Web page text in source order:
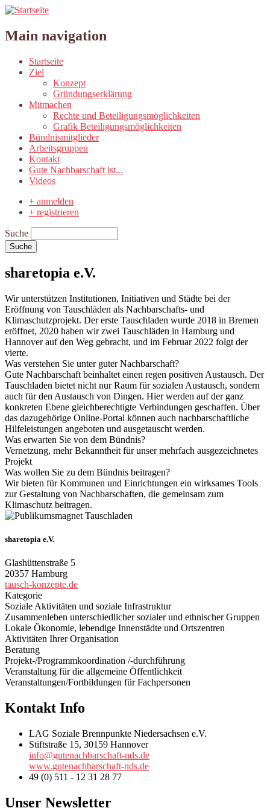
Main navigation
Startseite
Ziel
Konzept
Gründungserklärung
Mitmachen
Rechte und Beteiligungsmöglichkeiten
Grafik Beteiligungsmöglichkeiten
Bündnismitglieder
Arbeitsgruppen
Kontakt
Gute Nachbarschaft ist...
Videos
+ anmelden
+ registrieren
Suche
sharetopia e.V.
Wir unterstützen Institutionen, Initiativen und Städte bei der
Eröffnung von Tauschläden als Nachbarschafts- und
Klimaschutzprojekt. Der erste Tauschladen wurde 2018 in Bremen
eröffnet, 2020 haben wir zwei Tauschläden in Hamburg und
Hannover auf den Weg gebracht, und im Februar 2022 folgt der
vierte.
Was verstehen Sie unter guter Nachbarschaft?
Gute Nachbarschaft beinhaltet einen regen positiven Austausch. Der
Tauschladen bietet nicht nur Raum für sozialen Austausch, sondern
auch für den Austausch von Dingen. Hier werden auf der ganz
konkreten Ebene gleichberechtigte Verbindungen geschaffen. Über
das dazugehörige Online-Portal können auch nachbarschaftliche
Hilfeleistungen angeboten und ausgetauscht werden.
Was erwarten Sie von dem Bündnis?
Vernetzung, mehr Bekanntheit für unser mehrfach ausgezeichnetes
Projekt
Was wollen Sie zu dem Bündnis beitragen?
Wir bieten für Kommunen und Einrichtungen ein wirksames Tools
zur Gestaltung von Nachbarschaften, die gemeinsam zum
Klimaschutz beitragen.
sharetopia e.V.
Glashüttenstraße 5
20357 Hamburg
tausch-konzepte.de
Kategorie
Soziale Aktivitäten und soziale Infrastruktur
Zusammenleben unterschiedlicher sozialer und ethnischer Gruppen
Lokale Ökonomie, lebendige Innenstädte und Ortszentren
Aktivitäten Ihrer Organisation
Beratung
Projekt-/Programmkoordination /-durchführung
Veranstaltung für die allgemeine Öffentlichkeit
Veranstaltungen/Fortbildungen für Fachpersonen
Kontakt Info
LAG Soziale Brennpunkte Niedersachsen e.V.
Stiftstraße 15, 30159 Hannover
info@gutenachbarschaft-nds.de
www.gutenachbarschaft-nds.de
49 (0) 511 - 12 31 28 77
Unser Newsletter